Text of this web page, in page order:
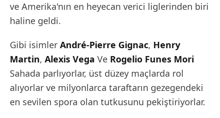
ve Amerika'nın en heyecan verici liglerinden biri
haline geldi.
Gibi isimler André-Pierre Gignac, Henry
Martin, Alexis Vega Ve Rogelio Funes Mori
Sahada parlıyorlar, üst düzey maçlarda rol
alıyorlar ve milyonlarca taraftarın gezegendeki
en sevilen spora olan tutkusunu pekiştiriyorlar.